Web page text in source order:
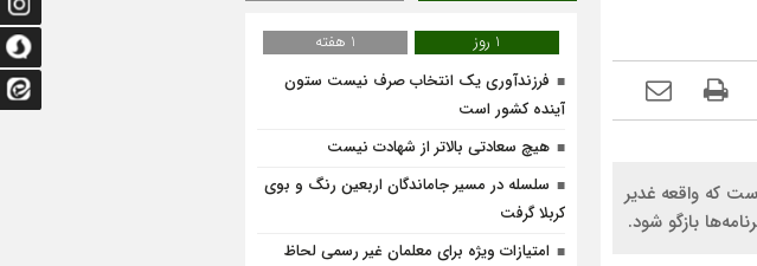
که واقعه غدیر
بازگو شود.
1 روز
1 هفته
فرزندآوری یک انتخاب صرف نیست ستون
آینده کشور است
هیچ سعادتی بالاتر از شهادت نیست
سلسله در مسیر جاماندگان اربعین رنگ و بوی
کربلا گرفت
امتیازات ویژه برای معلمان غیر رسمی لحاظ